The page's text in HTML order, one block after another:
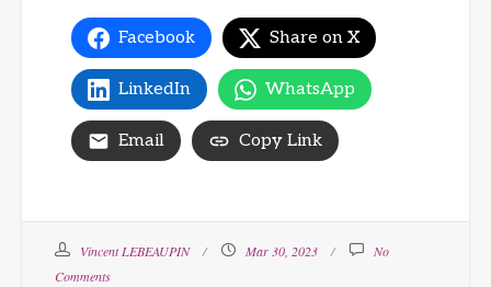
Facebook Share on X
LinkedIn WhatsApp
Email Copy Link
Vincent LEBEAUPIN Mar 30, 2023
No
Comments